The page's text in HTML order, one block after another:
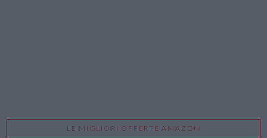
LE MIGLIORI OFFERTE AMAZON